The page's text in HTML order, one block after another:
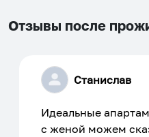
Отзывы после
Станислав
Идеальные
с женой можем